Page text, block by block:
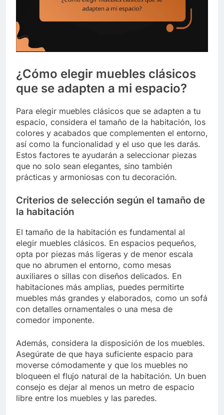
¿Cómo elegir muebles clásicos
que se adapten a mi espacio?
Para elegir muebles clásicos que se adapten a tu
espacio, considera el tamaño de la habitación, los
colores y acabados que complementen el entorno,
así como la funcionalidad y el uso que les darás.
Estos factores te ayudarán a seleccionar piezas
que no solo sean elegantes, sino también
prácticas y armoniosas con tu decoración.
Criterios de selección según el tamaño de
la habitación
El tamaño de la habitación es fundamental al
elegir muebles clásicos. En espacios pequeños,
opta por piezas más ligeras y de menor escala
que no abrumen el entorno, como mesas
auxiliares o sillas con diseños delicados. En
habitaciones más amplias, puedes permitirte
muebles más grandes y elaborados, como un sofá
con detalles ornamentales o una mesa de
comedor imponente.
Además, considera la disposición de los muebles.
Asegúrate de que haya suficiente espacio para
moverse cómodamente y que los muebles no
bloqueen el flujo natural de la habitación. Un buen
consejo es dejar al menos un metro de espacio
libre entre los muebles y las paredes.